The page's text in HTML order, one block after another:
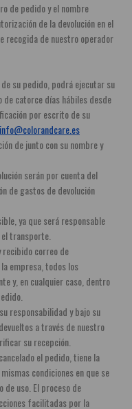
de pedido y el nombre
de la devolución en el
recogida de nuestro operador
su pedido, podrá ejecutar su
de catorce días hábiles desde
por escrito de su
info@colorandcare.es
de junto con su nombre y
serán por cuenta del
de gastos de devolución
ya que será responsable
transporte.
recibido correo de
empresa, todos los
y, en cualquier caso, dentro
responsabilidad y bajo su
a través de nuestro
su recepción.
el pedido, tiene la
condiciones en que se
de uso. El proceso de
facilitadas por la